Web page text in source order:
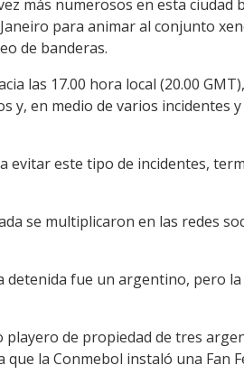
más numerosos en esta
para animar al conjunto
de banderas.
las 17.00 hora local (20.00
y, en medio de varios incidentes
evitar este tipo de incidentes,
se multiplicaron en las redes
detenida fue un argentino, pero
de propiedad de tres
la Conmebol instaló una Fan